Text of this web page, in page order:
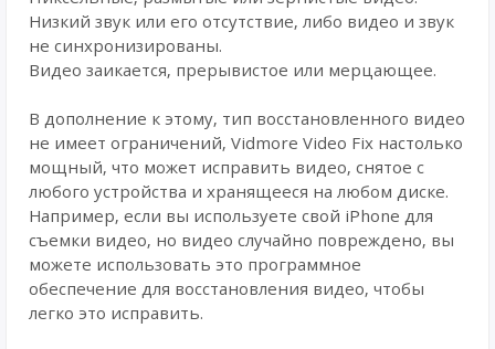
Низкий звук или его отсутствие, либо видео и звук
не синхронизированы.
Видео заикается, прерывистое или мерцающее.
В дополнение к этому, тип восстановленного видео
не имеет ограничений, Vidmore Video Fix настолько
мощный, что может исправить видео, снятое с
любого устройства и хранящееся на любом диске.
Например, если вы используете свой iPhone для
съемки видео, но видео случайно повреждено, вы
можете использовать это программное
обеспечение для восстановления видео, чтобы
легко это исправить.